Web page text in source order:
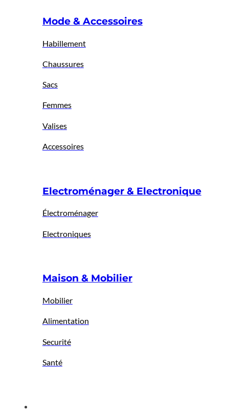
Mode & Accessoires
Habillement
Chaussures
Sacs
Femmes
Valises
Accessoires
Electroménager & Electronique
Électroménager
Electroniques
Maison & Mobilier
Mobilier
Alimentation
Securité
Santé